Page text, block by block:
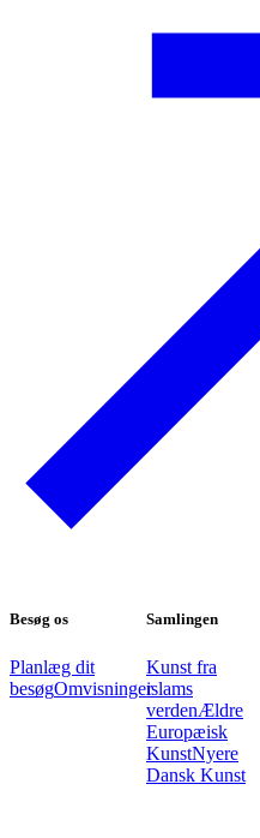
Besøg os
Planlæg dit
besøgOmvisninger
Samlingen
Kunst fra
islams
verdenÆldre
Europæisk
KunstNyere
Dansk Kunst